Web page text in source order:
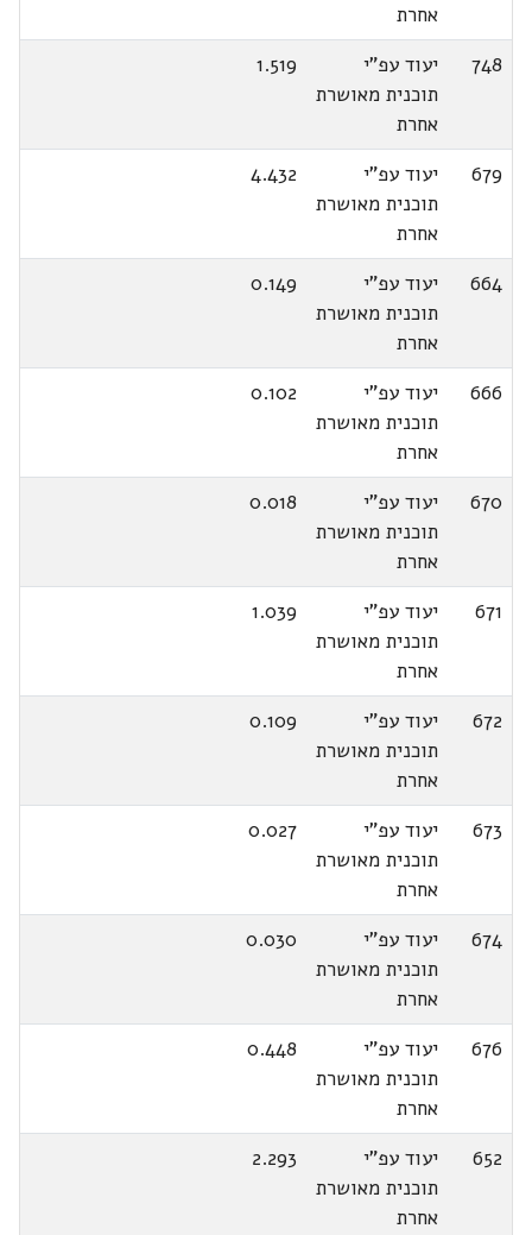
אחרת
748
יעוד עפ"י
תוכנית מאושרת
אחרת
1.519
679
יעוד עפ"י
תוכנית מאושרת
אחרת
4.432
664
יעוד עפ"י
תוכנית מאושרת
אחרת
0.149
666
יעוד עפ"י
תוכנית מאושרת
אחרת
0.102
670
יעוד עפ"י
תוכנית מאושרת
אחרת
0.018
671
יעוד עפ"י
תוכנית מאושרת
אחרת
1.039
672
יעוד עפ"י
תוכנית מאושרת
אחרת
0.109
673
יעוד עפ"י
תוכנית מאושרת
אחרת
0.027
674
יעוד עפ"י
תוכנית מאושרת
אחרת
0.030
676
יעוד עפ"י
תוכנית מאושרת
אחרת
0.448
652
יעוד עפ"י
תוכנית מאושרת
אחרת
2.293